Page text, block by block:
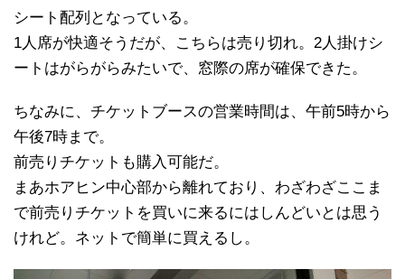
シート配列となっている。
1人席が快適そうだが、こちらは売り切れ。2人掛けシ
ートはがらがらみたいで、窓際の席が確保できた。
ちなみに、チケットブースの営業時間は、午前5時から
午後7時まで。
前売りチケットも購入可能だ。
まあホアヒン中心部から離れており、わざわざここま
で前売りチケットを買いに来るにはしんどいとは思う
けれど。ネットで簡単に買えるし。